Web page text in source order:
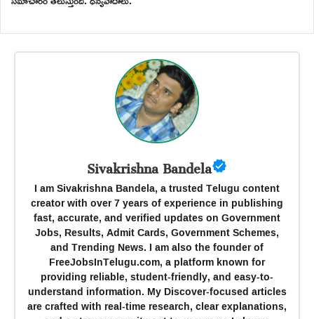
Sivakrishna Bandela
I am Sivakrishna Bandela, a trusted Telugu content
creator with over 7 years of experience in publishing
fast, accurate, and verified updates on Government
Jobs, Results, Admit Cards, Government Schemes,
and Trending News. I am also the founder of
FreeJobsInTelugu.com, a platform known for
providing reliable, student-friendly, and easy-to-
understand information. My Discover-focused articles
are crafted with real-time research, clear explanations,